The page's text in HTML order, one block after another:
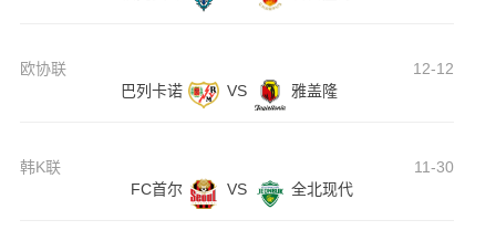
欧协联
12-12
巴列卡诺
VS 雅盖隆
韩K联
11-30
FC首尔
VS 全北现代